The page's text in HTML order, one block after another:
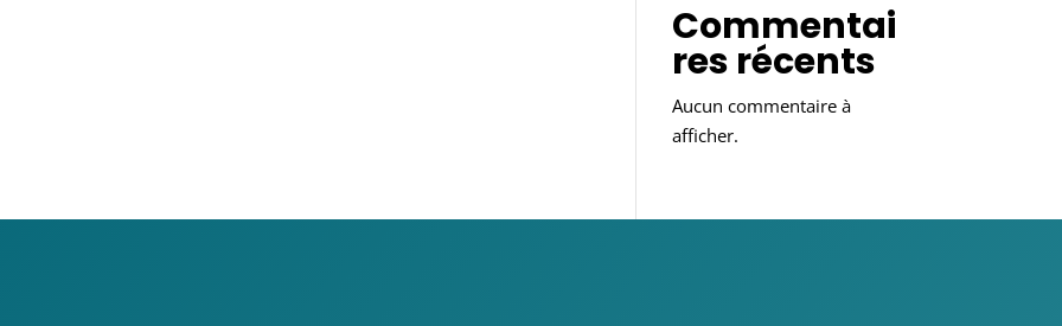
Commentai
res récents
Aucun commentaire à
afficher.